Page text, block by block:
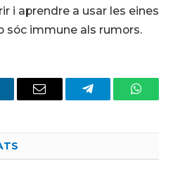
i aprendre a usar les eines
sóc immune als rumors.
Email Telegram